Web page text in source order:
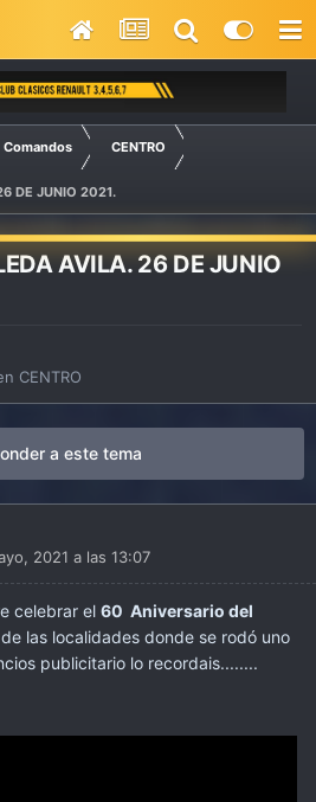
Comandos CENTRO
DE JUNIO 2021.
AVILA. 26 DE JUNIO
CENTRO
a este tema
2021 a las 13:07
celebrar el 60 Aniversario del
las localidades donde se rodó uno
publicitario lo recordais........